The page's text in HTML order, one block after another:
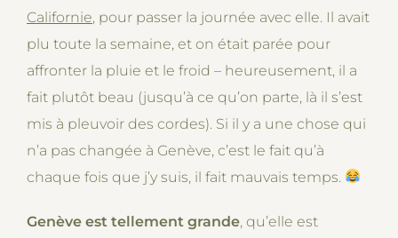
Californie, pour passer la journée avec elle. Il avait
plu toute la semaine, et on était parée pour
affronter la pluie et le froid – heureusement, il a
fait plutôt beau (jusqu’à ce qu’on parte, là il s’est
mis à pleuvoir des cordes). Si il y a une chose qui
n’a pas changée à Genève, c’est le fait qu’à
chaque fois que j’y suis, il fait mauvais temps.
Genève est tellement grande, qu’elle est